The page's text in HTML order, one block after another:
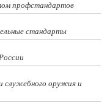
профстандартов
стандарты
служебного оружия и